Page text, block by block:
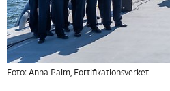
Foto: Anna Palm, Fortifikationsverket